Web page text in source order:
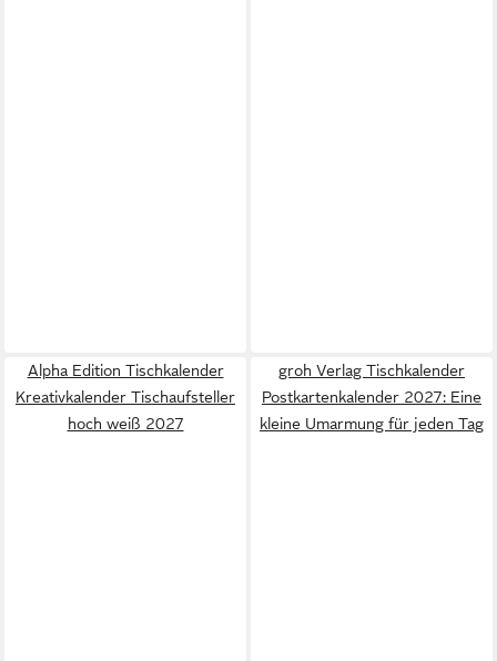
Alpha Edition Tischkalender
Kreativkalender Tischaufsteller
hoch weiß 2027
groh Verlag Tischkalender
Postkartenkalender 2027: Eine
kleine Umarmung für jeden Tag